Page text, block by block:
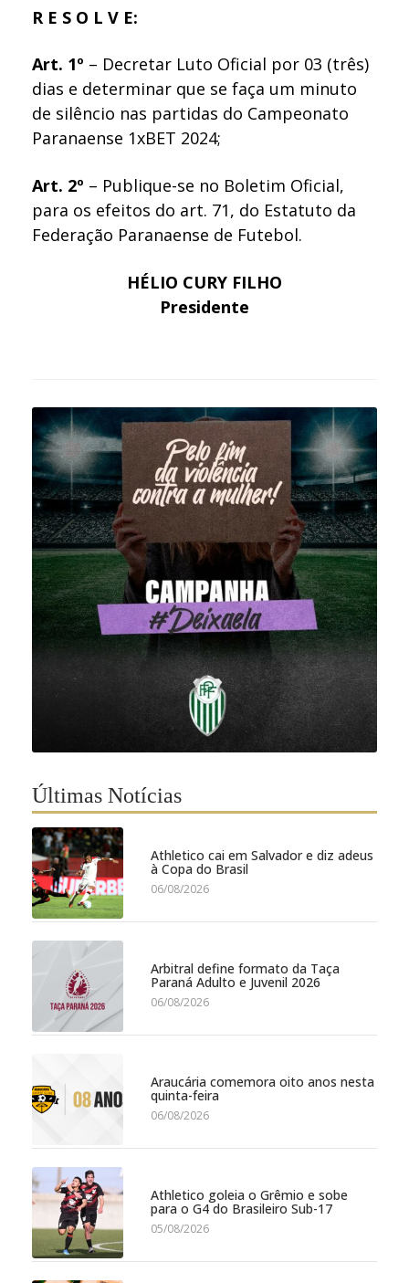
R E S O L V E:
Art. 1º – Decretar Luto Oficial por 03 (três)
dias e determinar que se faça um minuto
de silêncio nas partidas do Campeonato
Paranaense 1xBET 2024;
Art. 2º – Publique-se no Boletim Oficial,
para os efeitos do art. 71, do Estatuto da
Federação Paranaense de Futebol.
HÉLIO CURY FILHO
Presidente
Últimas Notícias
Athletico cai em Salvador e diz adeus
à Copa do Brasil
06/08/2026
Arbitral define formato da Taça
Paraná Adulto e Juvenil 2026
06/08/2026
Araucária comemora oito anos nesta
quinta-feira
06/08/2026
Athletico goleia o Grêmio e sobe
para o G4 do Brasileiro Sub-17
05/08/2026